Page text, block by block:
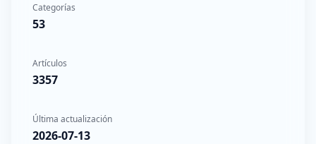
Categorías
53
Artículos
3357
Última actualización
2026-07-13